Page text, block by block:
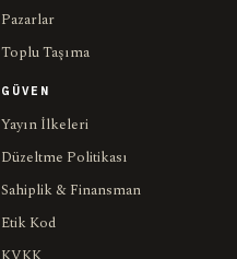
Pazarlar
Toplu Taşıma
GÜVEN
Yayın İlkeleri
Düzeltme Politikası
Sahiplik & Finansman
Etik Kod